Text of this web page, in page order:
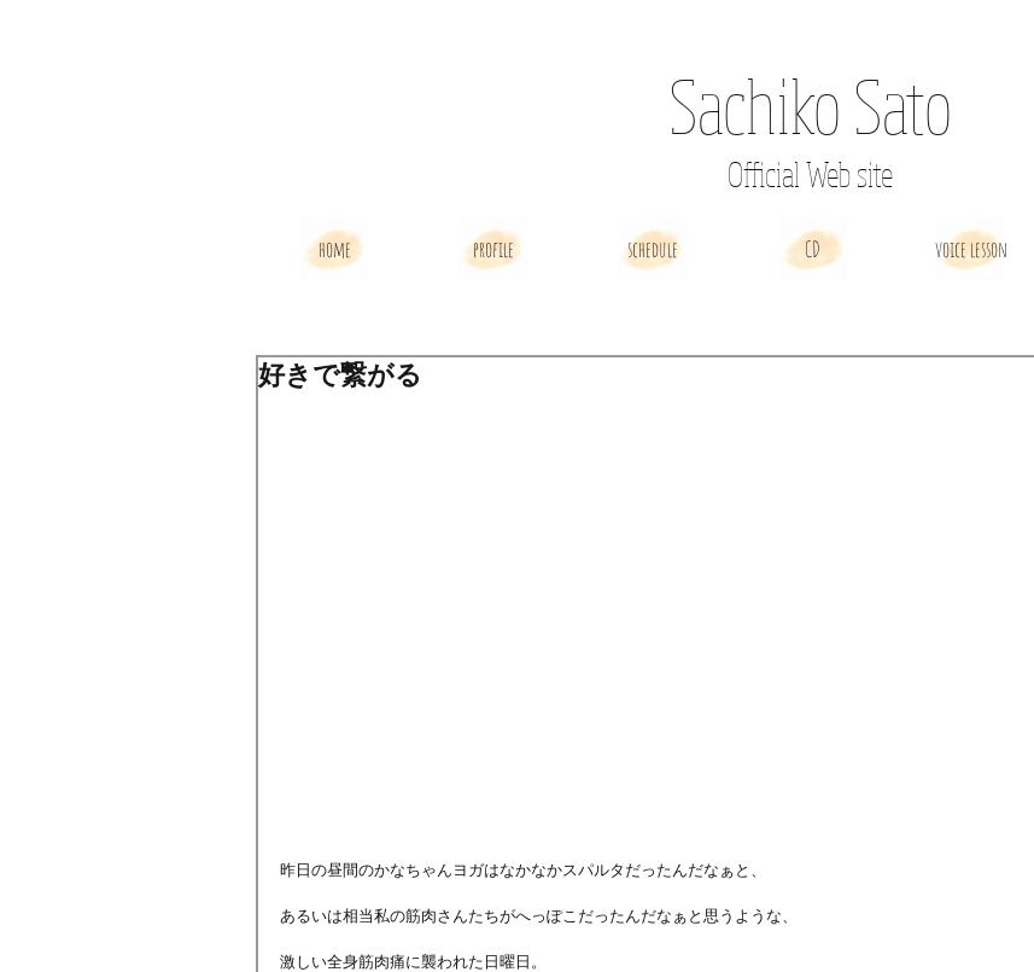
Sachiko Sato
Official Web site
home profile schedule CD voice lesson
好きで繋がる
昨日の昼間のかなちゃんヨガはなかなかスパルタだったんだなぁと、
あるいは相当私の筋肉さんたちがへっぽこだったんだなぁと思うような、
激しい全身筋肉痛に襲われた日曜日。